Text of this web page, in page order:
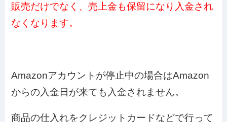
販売だけでなく、売上金も保留になり入金され
なくなります。
Amazonアカウントが停止中の場合はAmazon
からの入金日が来ても入金されません。
商品の仕入れをクレジットカードなどで行って